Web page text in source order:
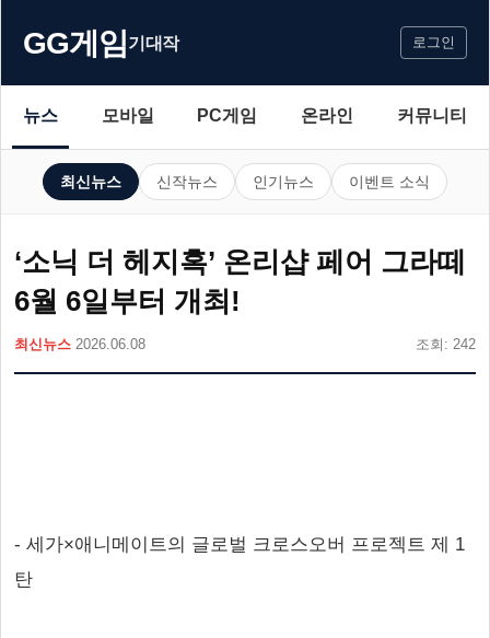
GG게임기대작 로그인
뉴스 모바일 PC게임 온라인 커뮤니티
최신뉴스 신작뉴스 인기뉴스 이벤트 소식
‘소닉 더 헤지혹’ 온리샵 페어 그라떼
6월 6일부터 개최!
최신뉴스 2026.06.08 조회: 242
- 세가×애니메이트의 글로벌 크로스오버 프로젝트 제 1
탄